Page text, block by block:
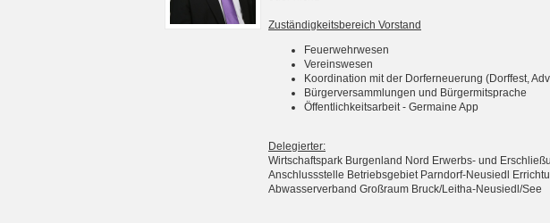
Zuständigkeitsbereich Vorstand
Feuerwehrwesen
Vereinswesen
Koordination mit der Dorferneuerung (Dorffest,
Bürgerversammlungen und Bürgermitsprache
Öffentlichkeitsarbeit - Germaine App
Delegierter:
Wirtschaftspark Burgenland Nord Erwerbs- und
Anschlussstelle Betriebsgebiet Parndorf-Neusiedl
Abwasserverband Großraum Bruck/Leitha-Neusiedl/See